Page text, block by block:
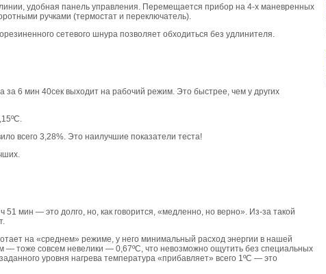
удобная панель управления. Перемещается прибор на 4-х маневренных
ручками (термостат и переключатель).
сетевого шнура позволяет обходиться без удлинителя.
6 мин 40сек выходит на рабочий режим. Это быстрее, чем у других
всего 3,28%. Это наилучшие показатели теста!
мин — это долго, но, как говорится, «медленно, но верно». Из-за такой
на «среднем» режиме, у него минимальный расход энергии в нашей
— тоже совсем невелики — 0,67ºС, что невозможно ощутить без специальных
уровня нагрева температура «прибавляет» всего 1ºС — это